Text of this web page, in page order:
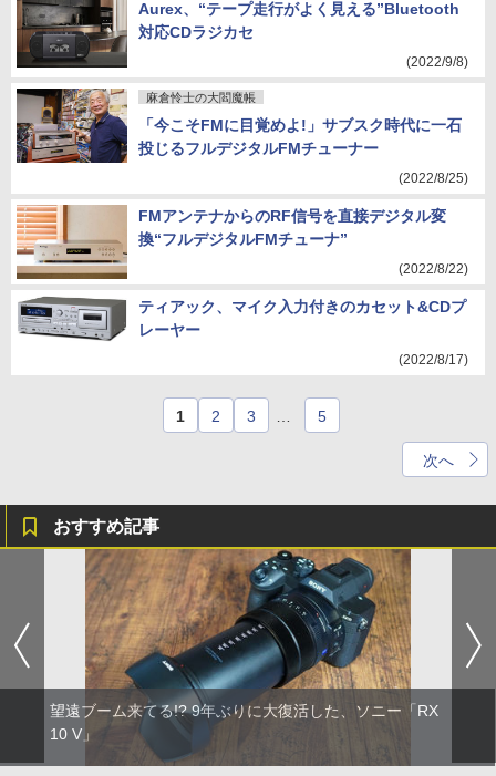
Aurex、“テープ走行がよく見える”Bluetooth
対応CDラジカセ
(2022/9/8)
麻倉怜士の大閻魔帳
「今こそFMに目覚めよ!」サブスク時代に一石
投じるフルデジタルFMチューナー
(2022/8/25)
FMアンテナからのRF信号を直接デジタル変
換“フルデジタルFMチューナ”
(2022/8/22)
ティアック、マイク入力付きのカセット&CDプ
レーヤー
(2022/8/17)
1 2 3 5
次へ
おすすめ記事
望遠ブーム来てる!? 9年ぶりに大復活した、ソニー「RX
10 V」